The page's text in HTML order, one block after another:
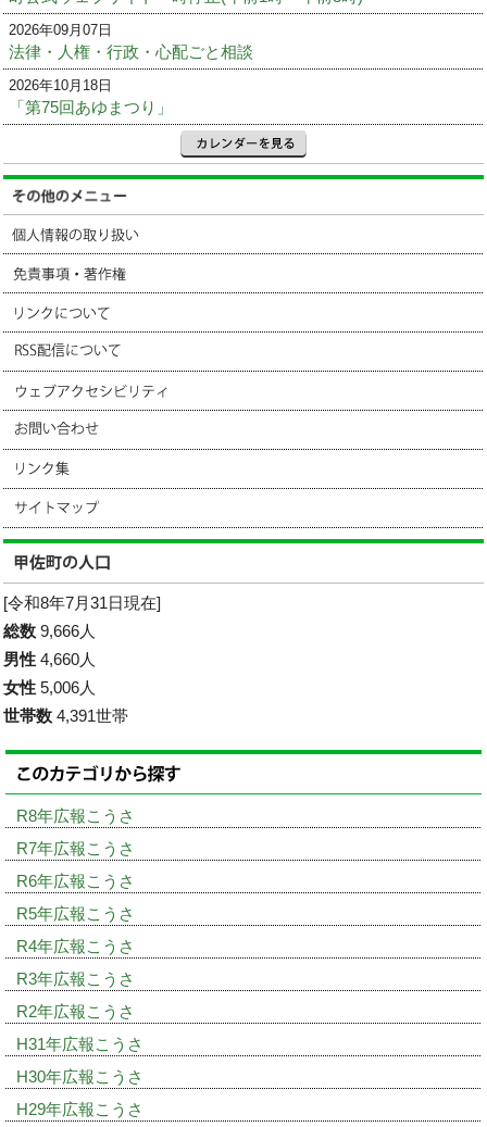
2026年09月07日
法律・人権・行政・心配ごと相談
2026年10月18日
「第75回あゆまつり」
[令和8年7月31日現在]
総数 9,666人
男性 4,660人
女性 5,006人
世帯数 4,391世帯
R8年広報こうさ
R7年広報こうさ
R6年広報こうさ
R5年広報こうさ
R4年広報こうさ
R3年広報こうさ
R2年広報こうさ
H31年広報こうさ
H30年広報こうさ
H29年広報こうさ